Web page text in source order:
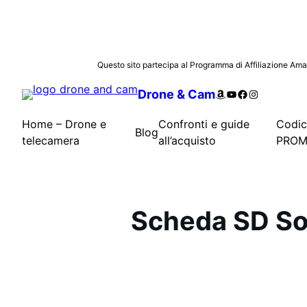
contenuto
Questo sito partecipa al Programma di Affiliazione
Drone & CamAmazon
YouTube
Facebook
Instagram
Home – Drone e
telecamera
Blog
Confronti e guide
all’acquisto
Scheda SD